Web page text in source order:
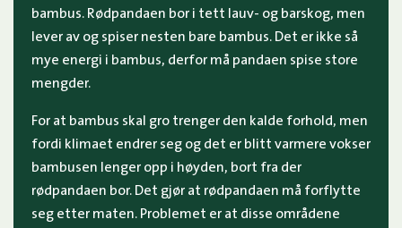
bambus. Rødpandaen bor i tett lauv- og barskog, men
lever av og spiser nesten bare bambus. Det er ikke så
mye energi i bambus, derfor må pandaen spise store
mengder.
For at bambus skal gro trenger den kalde forhold, men
fordi klimaet endrer seg og det er blitt varmere vokser
bambusen lenger opp i høyden, bort fra der
rødpandaen bor. Det gjør at rødpandaen må forflytte
seg etter maten. Problemet er at disse områdene